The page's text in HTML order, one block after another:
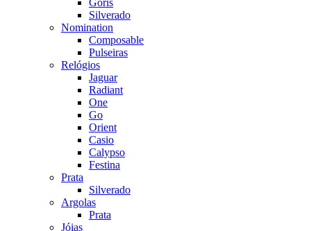
Silverado
Nomination
Composable
Pulseiras
Relógios
Jaguar
Radiant
One
Go
Orient
Casio
Calypso
Festina
Prata
Silverado
Argolas
Prata
Jóias